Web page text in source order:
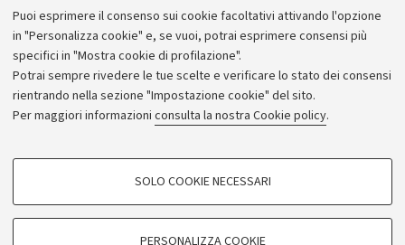
Puoi esprimere il consenso sui cookie facoltativi attivando l'opzione
in "Personalizza cookie" e, se vuoi, potrai esprimere consensi più
specifici in "Mostra cookie di profilazione".
Potrai sempre rivedere le tue scelte e verificare lo stato dei consensi
rientrando nella sezione "Impostazione cookie" del sito.
Per maggiori informazioni consulta la nostra Cookie policy.
COOKIE DI PROFILAZIONE - FACOLTATIVI
SOLO COOKIE NECESSARI
PERSONALIZZA COOKIE
Archivio
Comunicati stampa
Redazione
Rassegna stampa